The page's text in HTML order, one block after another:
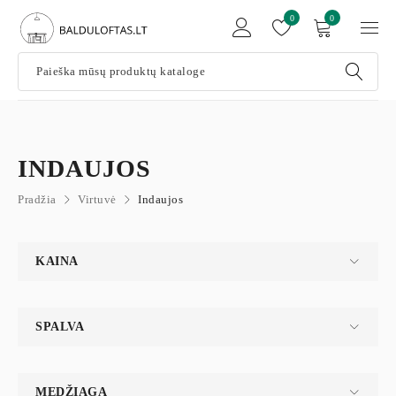
0
0
Pradžia Virtuvė Indaujos
INDAUJOS
KAINA
SPALVA
MEDŽIAGA